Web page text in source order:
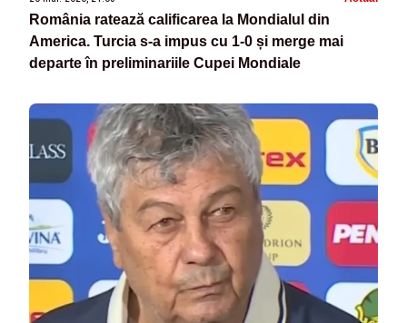
România ratează calificarea la Mondialul din
America. Turcia s-a impus cu 1-0 și merge mai
departe în preliminariile Cupei Mondiale